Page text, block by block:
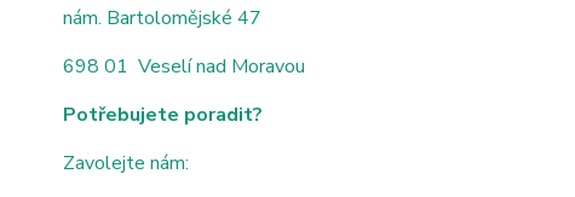
nám. Bartolomějské 47
698 01 Veselí nad Moravou
Potřebujete poradit?
Zavolejte nám: